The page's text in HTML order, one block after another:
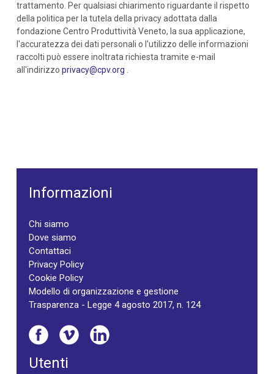
trattamento. Per qualsiasi chiarimento riguardante il rispetto
della politica per la tutela della privacy adottata dalla
fondazione Centro Produttività Veneto, la sua applicazione,
l'accuratezza dei dati personali o l'utilizzo delle informazioni
raccolti può essere inoltrata richiesta tramite e-mail
all'indirizzo privacy@cpv.org
Informazioni
Chi siamo
Dove siamo
Contattaci
Privacy Policy
Cookie Policy
Modello di organizzazione e gestione
Trasparenza - Legge 4 agosto 2017, n. 124
Utenti